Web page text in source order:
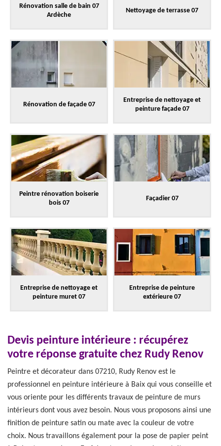
Rénovation salle de bain 07
Ardèche
Nettoyage de terrasse 07
Rénovation de façade 07
Entreprise de nettoyage et
peinture façade 07
Peintre rénovation boiserie
bois 07
Façadier 07
Entreprise de nettoyage et
peinture muret 07
Entreprise de peinture
extérieure 07
Devis peinture intérieure : récupérez
votre réponse gratuite chez Rudy Renov
Peintre et décorateur dans 07210, Rudy Renov est le
professionnel en peinture intérieure à Baix qui vous conseille et
vous oriente pour les différents travaux de peinture de murs
intérieurs dont vous avez besoin. Nous vous proposons ainsi une
finition de peinture satin ou mate avec la couleur de votre
choix. Nous travaillons également pour la pose de papier peint